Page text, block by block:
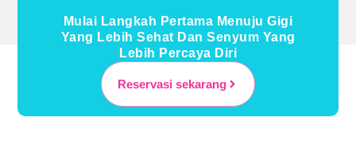
Mulai Langkah Pertama Menuju Gigi
Yang Lebih Sehat Dan Senyum Yang
Lebih Percaya Diri
Reservasi sekarang